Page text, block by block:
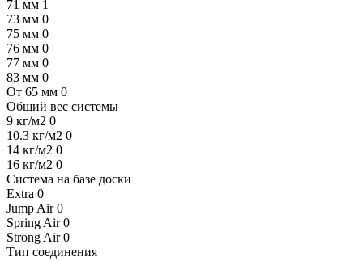
71 мм 1
73 мм 0
75 мм 0
76 мм 0
77 мм 0
83 мм 0
От 65 мм 0
Общий вес системы
9 кг/м2 0
10.3 кг/м2 0
14 кг/м2 0
16 кг/м2 0
Система на базе доски
Extra 0
Jump Air 0
Spring Air 0
Strong Air 0
Тип соединения